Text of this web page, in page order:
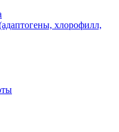
хлорофилл,